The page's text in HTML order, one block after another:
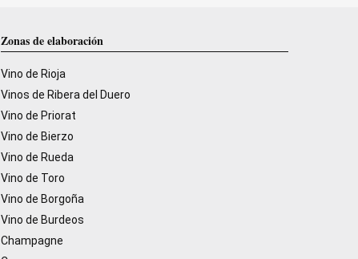
Zonas de elaboración
Vino de Rioja
Vinos de Ribera del Duero
Vino de Priorat
Vino de Bierzo
Vino de Rueda
Vino de Toro
Vino de Borgoña
Vino de Burdeos
Champagne